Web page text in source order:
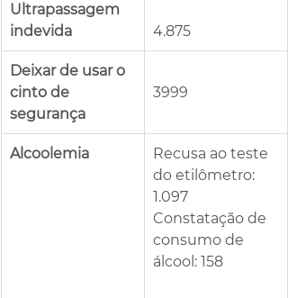
Ultrapassagem
indevida
4.875
Deixar de usar o
cinto de
segurança
3999
Alcoolemia
Recusa ao teste
do etilômetro:
1.097
Constatação de
consumo de
álcool: 158